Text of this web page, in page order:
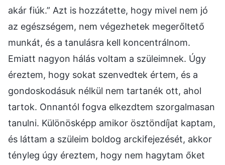
akár fiúk.” Azt is hozzátette, hogy mivel nem jó
az egészségem, nem végezhetek megerőltető
munkát, és a tanulásra kell koncentrálnom.
Emiatt nagyon hálás voltam a szüleimnek. Úgy
éreztem, hogy sokat szenvedtek értem, és a
gondoskodásuk nélkül nem tartanék ott, ahol
tartok. Onnantól fogva elkezdtem szorgalmasan
tanulni. Különösképp amikor ösztöndíjat kaptam,
és láttam a szüleim boldog arckifejezését, akkor
tényleg úgy éreztem, hogy nem hagytam őket